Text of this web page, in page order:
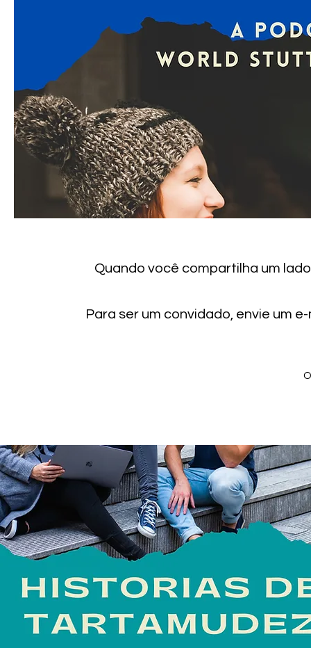
Quando você compartilha um
Para ser um convidado, envie um